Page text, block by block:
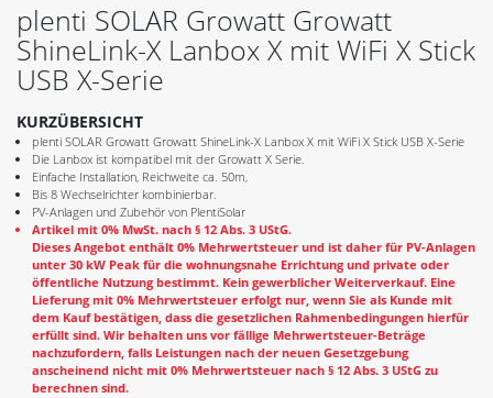
plenti SOLAR Growatt Growatt
ShineLink-X Lanbox X mit WiFi X Stick
USB X-Serie
KURZÜBERSICHT
plenti SOLAR Growatt Growatt ShineLink-X Lanbox X mit WiFi X Stick USB X-Serie
Die Lanbox ist kompatibel mit der Growatt X Serie.
Einfache Installation, Reichweite ca. 50m,
Bis 8 Wechselrichter kombinierbar.
PV-Anlagen und Zubehör von PlentiSolar
Artikel mit 0% MwSt. nach § 12 Abs. 3 UStG.
Dieses Angebot enthält 0% Mehrwertsteuer und ist daher für PV-Anlagen
unter 30 kW Peak für die wohnungsnahe Errichtung und private oder
öffentliche Nutzung bestimmt. Kein gewerblicher Weiterverkauf. Eine
Lieferung mit 0% Mehrwertsteuer erfolgt nur, wenn Sie als Kunde mit
dem Kauf bestätigen, dass die gesetzlichen Rahmenbedingungen hierfür
erfüllt sind. Wir behalten uns vor fällige Mehrwertsteuer-Beträge
nachzufordern, falls Leistungen nach der neuen Gesetzgebung
anscheinend nicht mit 0% Mehrwertsteuer nach § 12 Abs. 3 UStG zu
berechnen sind.